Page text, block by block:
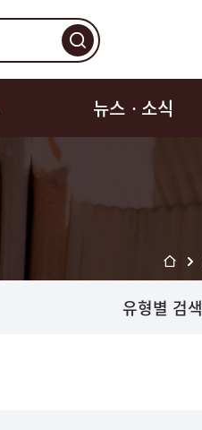
뉴스ㆍ소식
유형별 검색